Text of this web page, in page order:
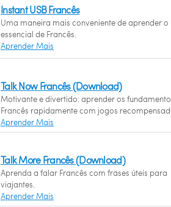
Instant USB Francês
Uma maneira mais conveniente de aprender o
essencial de Francês.
Aprender Mais
Talk Now Francês (Download)
Motivante e divertido: aprender os
Francês rapidamente com jogos
Aprender Mais
Talk More Francês (Download)
Aprenda a falar Francês com frases úteis para
viajantes.
Aprender Mais